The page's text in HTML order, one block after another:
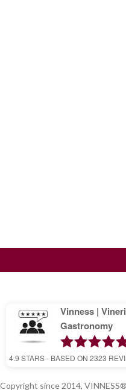
Vinness |
Gastronomy
4.9 STARS - BASED ON 2323
Copyright since 2014,